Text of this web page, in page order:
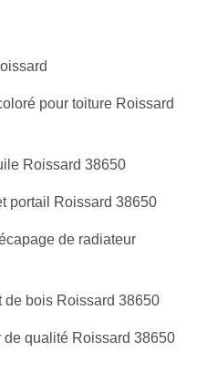
pour toiture Roissard
Roissard 38650
portail Roissard 38650
de radiateur
de bois Roissard 38650
qualité Roissard 38650